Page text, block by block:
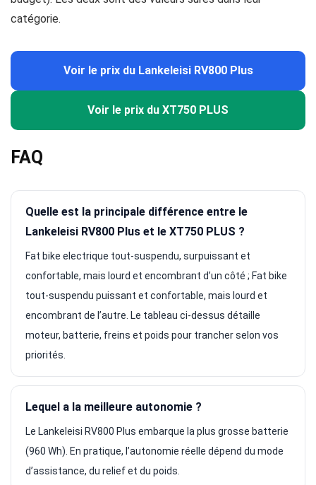
catégorie.
Voir le prix du Lankeleisi RV800 Plus
Voir le prix du XT750 PLUS
FAQ
Quelle est la principale différence entre le
Lankeleisi RV800 Plus et le XT750 PLUS ?
Fat bike electrique tout-suspendu, surpuissant et
confortable, mais lourd et encombrant d’un côté ; Fat bike
tout-suspendu puissant et confortable, mais lourd et
encombrant de l’autre. Le tableau ci-dessus détaille
moteur, batterie, freins et poids pour trancher selon vos
priorités.
Lequel a la meilleure autonomie ?
Le Lankeleisi RV800 Plus embarque la plus grosse batterie
(960 Wh). En pratique, l’autonomie réelle dépend du mode
d’assistance, du relief et du poids.